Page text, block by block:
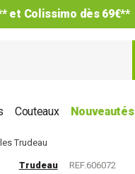
et Colissimo dès 69€**
Couteaux Nouveautés
Trudeau
Trudeau REF.606072